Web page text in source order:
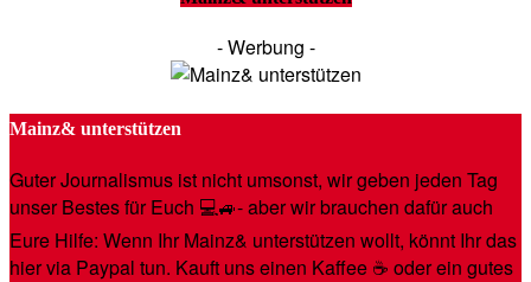
- Werbung -
Mainz& unterstützen
Guter Journalismus ist nicht umsonst, wir geben jeden Tag
unser Bestes für Euch 💻🚙- aber wir brauchen dafür auch
Eure Hilfe: Wenn Ihr Mainz& unterstützen wollt, könnt Ihr das
hier via Paypal tun. Kauft uns einen Kaffee ☕️ oder ein gutes